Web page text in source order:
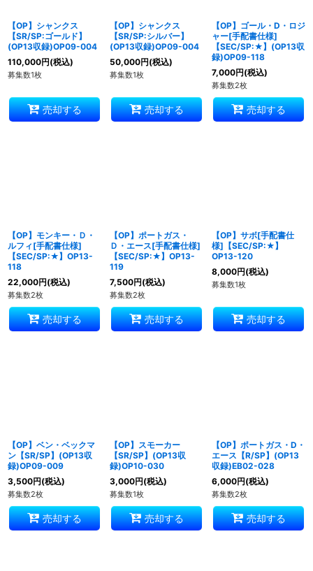
【OP】シャンクス
【SR/SP:ゴールド】
(OP13収録)OP09-004
110,000円(税込)
募集数1枚
売却する
【OP】シャンクス
【SR/SP:シルバー】
(OP13収録)OP09-004
50,000円(税込)
募集数1枚
売却する
【OP】ゴール・D・ロジ
ャー[手配書仕様]
【SEC/SP:★】(OP13収
録)OP09-118
7,000円(税込)
募集数2枚
売却する
【OP】モンキー・Ｄ・
ルフィ[手配書仕様]
【SEC/SP:★】OP13-
118
22,000円(税込)
募集数2枚
売却する
【OP】ポートガス・
Ｄ・エース[手配書仕様]
【SEC/SP:★】OP13-
119
7,500円(税込)
募集数2枚
売却する
【OP】サボ[手配書仕
様]【SEC/SP:★】
OP13-120
8,000円(税込)
募集数1枚
売却する
【OP】ベン・ベックマ
ン【SR/SP】(OP13収
録)OP09-009
3,500円(税込)
募集数2枚
売却する
【OP】スモーカー
【SR/SP】(OP13収
録)OP10-030
3,000円(税込)
募集数1枚
売却する
【OP】ポートガス・D・
エース【R/SP】(OP13
収録)EB02-028
6,000円(税込)
募集数2枚
売却する